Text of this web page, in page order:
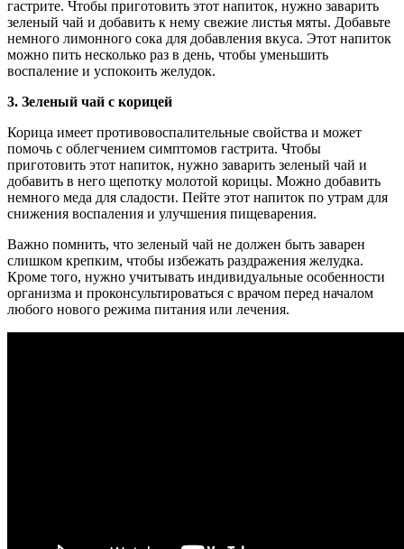
гастрите. Чтобы приготовить этот напиток, нужно заварить
зеленый чай и добавить к нему свежие листья мяты. Добавьте
немного лимонного сока для добавления вкуса. Этот напиток
можно пить несколько раз в день, чтобы уменьшить
воспаление и успокоить желудок.
3. Зеленый чай с корицей
Корица имеет противовоспалительные свойства и может
помочь с облегчением симптомов гастрита. Чтобы
приготовить этот напиток, нужно заварить зеленый чай и
добавить в него щепотку молотой корицы. Можно добавить
немного меда для сладости. Пейте этот напиток по утрам для
снижения воспаления и улучшения пищеварения.
Важно помнить, что зеленый чай не должен быть заварен
слишком крепким, чтобы избежать раздражения желудка.
Кроме того, нужно учитывать индивидуальные особенности
организма и проконсультироваться с врачом перед началом
любого нового режима питания или лечения.